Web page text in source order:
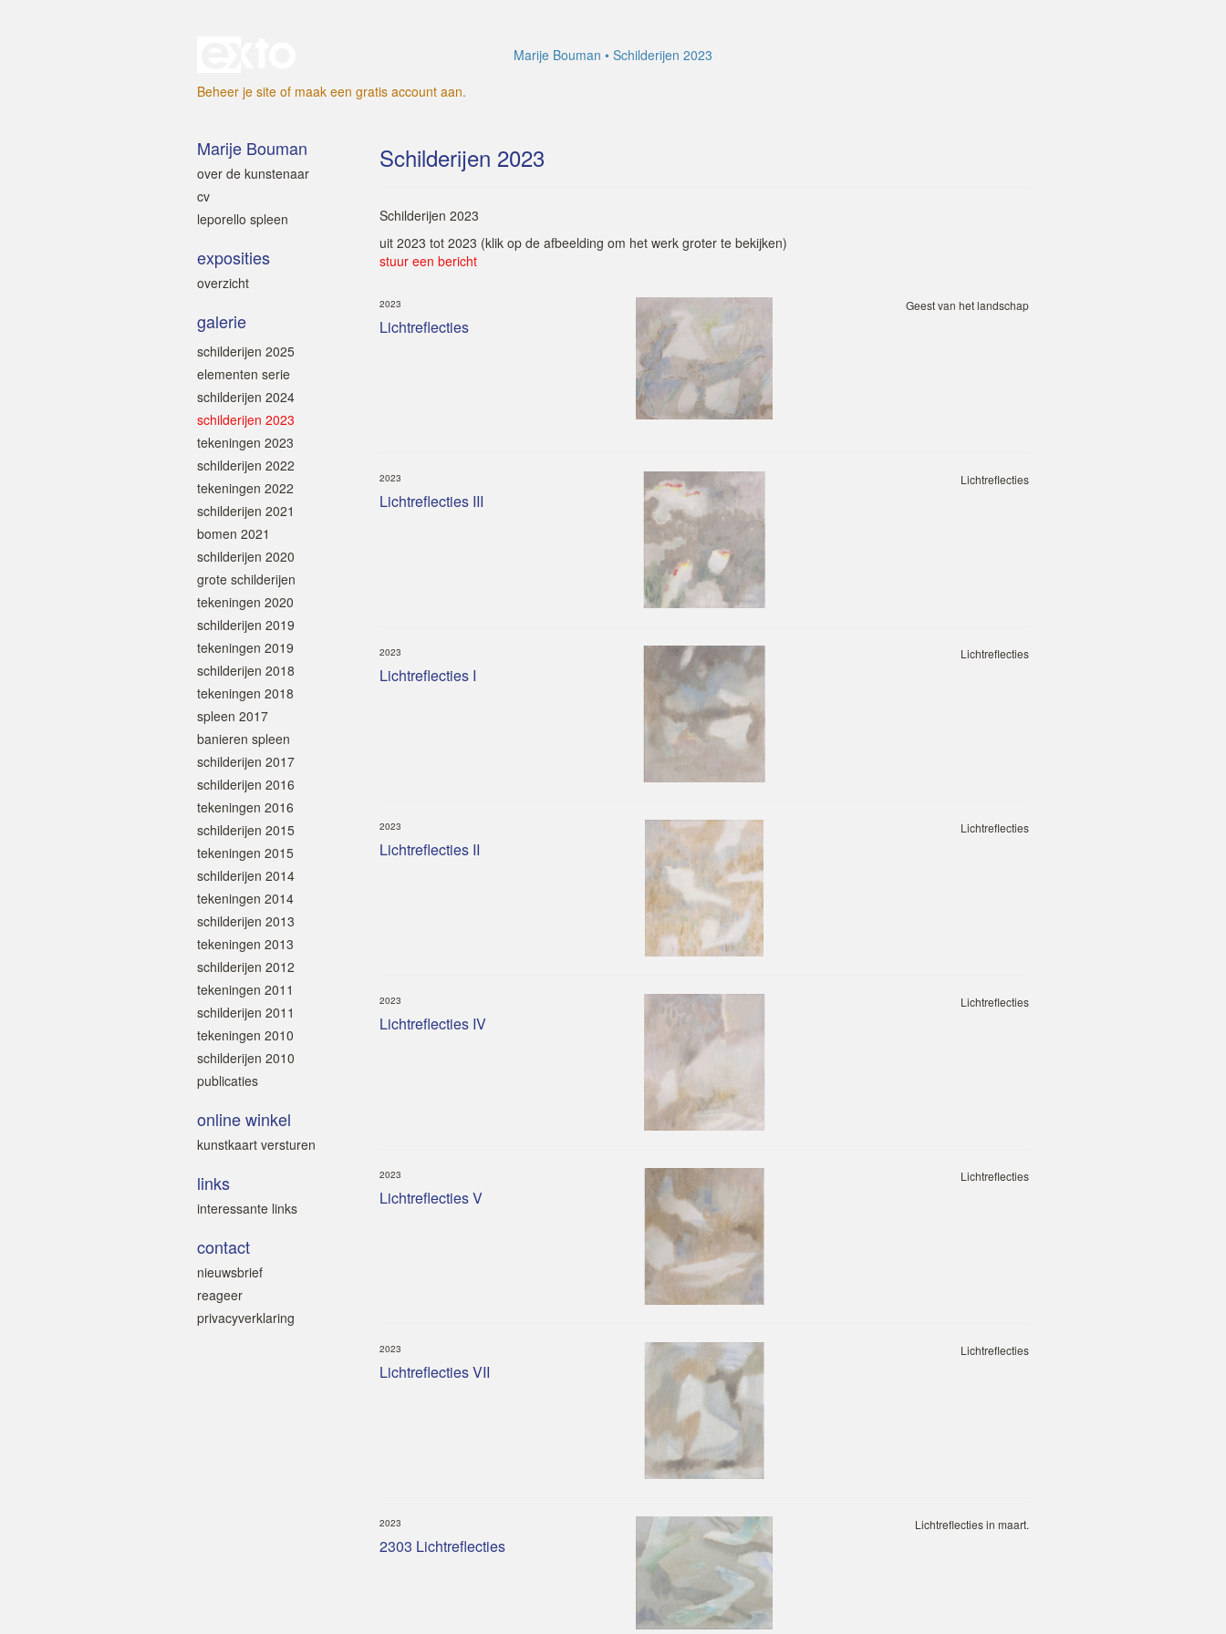
Marije Bouman
Schilderijen 2023
Beheer je site of maak een gratis account aan.
Schilderijen 2023
Schilderijen 2023
uit 2023 tot 2023 (klik op de afbeelding om het werk groter te bekijken)
stuur een bericht
Lichtreflecties
2023 Geest van het landschap
Lichtreflecties III
2023 Lichtreflecties
Lichtreflecties I
2023 Lichtreflecties
Lichtreflecties II
2023 Lichtreflecties
Lichtreflecties IV
2023 Lichtreflecties
Lichtreflecties V
2023 Lichtreflecties
Lichtreflecties VII
2023 Lichtreflecties
2303 Lichtreflecties
2023 Lichtreflecties in maart.
Marije Bouman
over de kunstenaar
cv
leporello spleen
exposities
overzicht
galerie
schilderijen 2025
elementen serie
schilderijen 2024
schilderijen 2023
tekeningen 2023
schilderijen 2022
tekeningen 2022
schilderijen 2021
bomen 2021
schilderijen 2020
grote schilderijen
tekeningen 2020
schilderijen 2019
tekeningen 2019
schilderijen 2018
tekeningen 2018
spleen 2017
banieren spleen
schilderijen 2017
schilderijen 2016
tekeningen 2016
schilderijen 2015
tekeningen 2015
schilderijen 2014
tekeningen 2014
schilderijen 2013
tekeningen 2013
schilderijen 2012
tekeningen 2011
schilderijen 2011
tekeningen 2010
schilderijen 2010
publicaties
online winkel
kunstkaart versturen
links
interessante links
contact
nieuwsbrief
reageer
privacyverklaring